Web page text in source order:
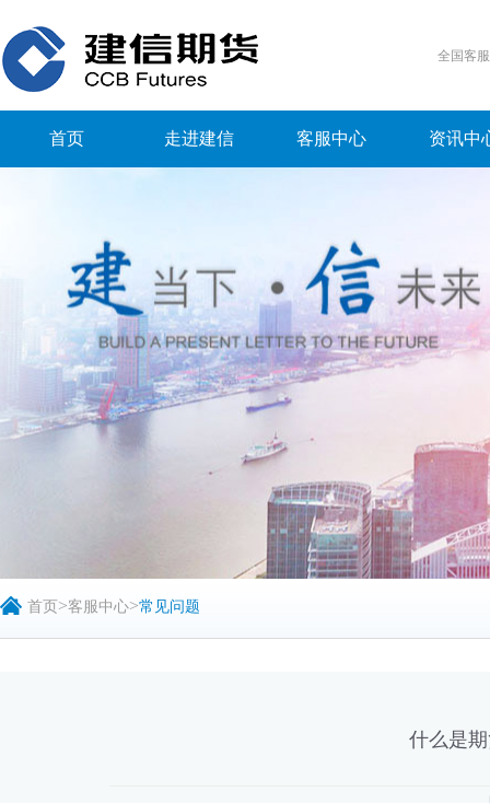
全国客
首页 走进建信 客服中心 资讯中
首页 >客服中心>常见问题
什么是